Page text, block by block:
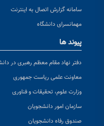
سامانه گزارش اتصال به اینترنت
مهمانسرای دانشگاه
پیوند ها
دفتر نهاد مقام معظم رهبری در دانشگاه ها
معاونت علمی ریاست جمهوری
وزارت علوم، تحقیقات و فناوری
سازمان امور دانشجویان
صندوق رفاه دانشجویان